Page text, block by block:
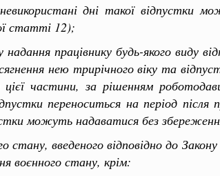
дні такої відпустки
статті 12);
надання працівнику будь-якого виду
нею трирічного віку та
частини, за рішенням
переноситься на період
можуть надаватися без
стану, введеного відповідно до
воєнного стану, крім: